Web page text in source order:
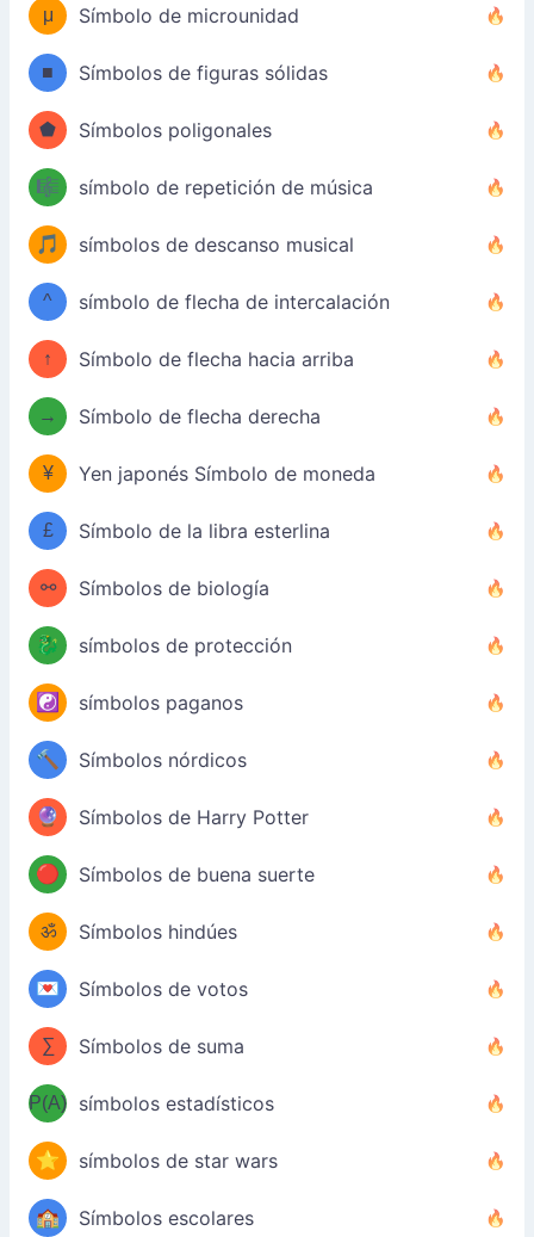
μ Símbolo de microunidad
■ Símbolos de figuras sólidas
⬟ Símbolos poligonales
🎼 símbolo de repetición de música
🎵 símbolos de descanso musical
^ símbolo de flecha de intercalación
↑ Símbolo de flecha hacia arriba
→ Símbolo de flecha derecha
¥ Yen japonés Símbolo de moneda
£ Símbolo de la libra esterlina
⚯ Símbolos de biología
🐉 símbolos de protección
☯️ símbolos paganos
🔨 Símbolos nórdicos
🔮 Símbolos de Harry Potter
🔴 Símbolos de buena suerte
ॐ Símbolos hindúes
💌 Símbolos de votos
∑ Símbolos de suma
P(A) símbolos estadísticos
⭐ símbolos de star wars
🏫 Símbolos escolares